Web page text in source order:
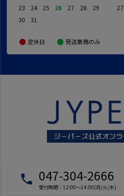
23
24 25 26 27 28
29
30
31
27
定休日 発送業務のみ
local_phone 047-304-2666
受付時間：12:00～14:00(月/火/木)